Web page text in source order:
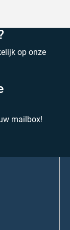
op onze
mailbox!